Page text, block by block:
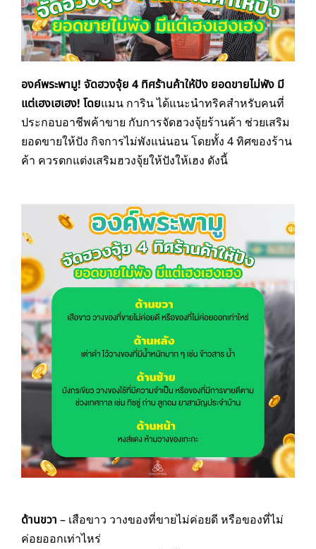
องค์พระพามู! จัดฮวงจุ้ย 4 ทิศร้านค้าให้ปัง ยอดขายไม่พัง มี
แต่เฮงเฮเฮง! โดยแมน การิน ได้แนะนำทริคสำหรับคนที่
ประกอบอาชีพค้าขาย กับการจัดฮวงจุ้ยร้านค้า ช่วยเสริม
ยอดขายให้ปัง กิจการไม่พังแน่นอน โดยทั้ง 4 ทิศของร้าน
ค้า ควรตกแต่งเสริมฮวงจุ้ยให้ปังให้เฮง ดังนี้
ด้านขวา – เสือขาว วางของที่ขายไม่ค่อยดี หรือของที่ไม่
ค่อยออกเท่าไหร่